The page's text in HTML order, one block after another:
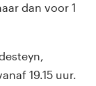
dan voor 1
19.15 uur.